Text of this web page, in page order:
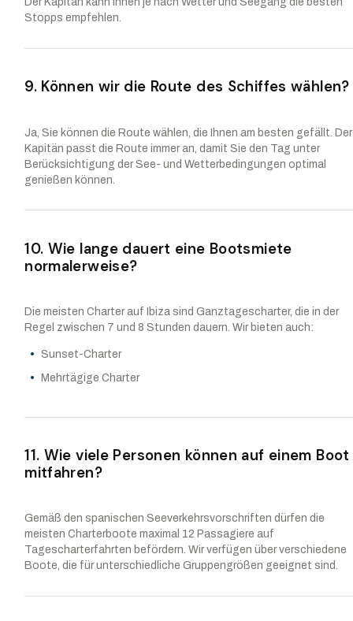
Stopps empfehlen.
9. Können wir die Route des Schiffes wählen?
Ja, Sie können die Route wählen, die Ihnen am besten gefällt. Der
Kapitän passt die Route immer an, damit Sie den Tag unter
Berücksichtigung der See- und Wetterbedingungen optimal
genießen können.
10. Wie lange dauert eine Bootsmiete
normalerweise?
Die meisten Charter auf Ibiza sind Ganztagescharter, die in der
Regel zwischen 7 und 8 Stunden dauern. Wir bieten auch:
Sunset-Charter
Mehrtägige Charter
11. Wie viele Personen können auf einem Boot
mitfahren?
Gemäß den spanischen Seeverkehrsvorschriften dürfen die
meisten Charterboote maximal 12 Passagiere auf
Tagescharterfahrten befördern. Wir verfügen über verschiedene
Boote, die für unterschiedliche Gruppengrößen geeignet sind.